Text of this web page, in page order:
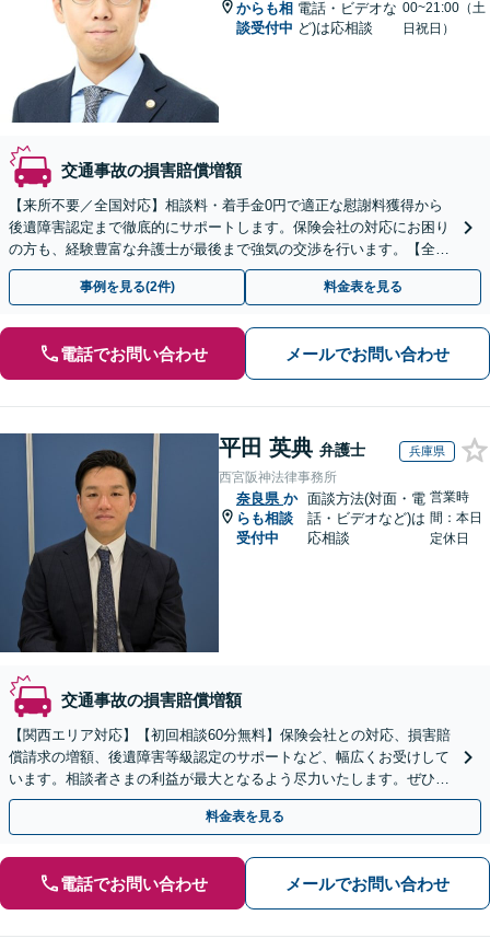
からも相
談受付中
電話・ビデオな
ど)は応相談
00~21:00（土
日祝日）
交通事故の損害賠償増額
【来所不要／全国対応】相談料・着手金0円で適正な慰謝料獲得から
後遺障害認定まで徹底的にサポートします。保険会社の対応にお困り
の方も、経験豊富な弁護士が最後まで強気の交渉を行います。【全国
13拠点】お気軽にご相談ください。
事例を見る(2件) 料金表を見る
電話でお問い合わせ メールでお問い合わせ
平田 英典 弁護士 兵庫県
西宮阪神法律事務所
奈良県 か
らも相談
受付中
面談方法(対面・電
話・ビデオなど)は
応相談
営業時
間：本日
定休日
交通事故の損害賠償増額
【関西エリア対応】【初回相談60分無料】保険会社との対応、損害賠
償請求の増額、後遺障害等級認定のサポートなど、幅広くお受けして
います。相談者さまの利益が最大となるよう尽力いたします。ぜひご
相談ください。【休日・夜間面談可】【WEB面談可】
料金表を見る
電話でお問い合わせ メールでお問い合わせ